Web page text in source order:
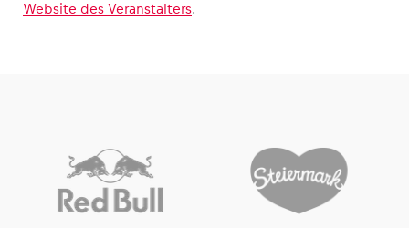
Website des Veranstalters.